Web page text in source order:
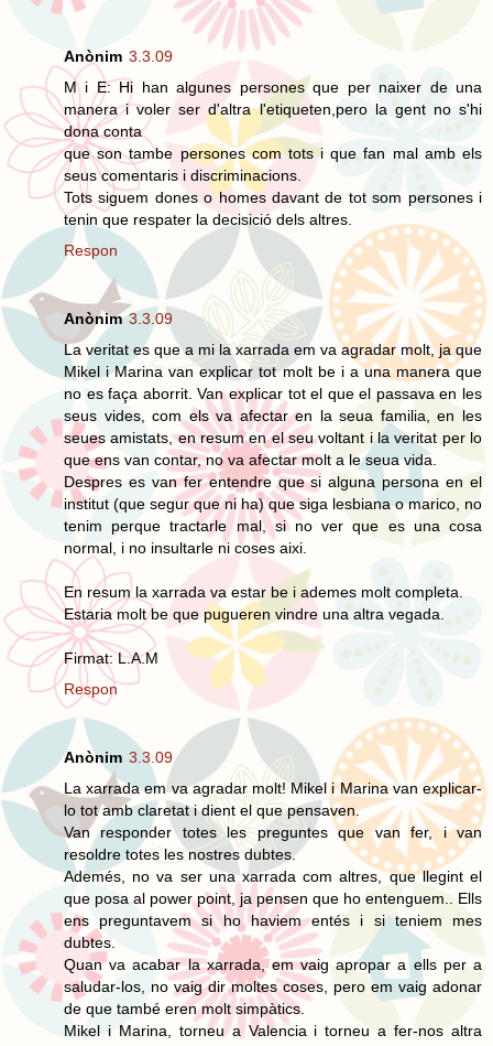
Anònim 3.3.09
M i E: Hi han algunes persones que per naixer de una
manera i voler ser d'altra l'etiqueten,pero la gent no s'hi
dona conta
que son tambe persones com tots i que fan mal amb els
seus comentaris i discriminacions.
Tots siguem dones o homes davant de tot som persones i
tenin que respater la decisició dels altres.
Respon
Anònim 3.3.09
La veritat es que a mi la xarrada em va agradar molt, ja que
Mikel i Marina van explicar tot molt be i a una manera que
no es faça aborrit. Van explicar tot el que el passava en les
seus vides, com els va afectar en la seua familia, en les
seues amistats, en resum en el seu voltant i la veritat per lo
que ens van contar, no va afectar molt a le seua vida.
Despres es van fer entendre que si alguna persona en el
institut (que segur que ni ha) que siga lesbiana o marico, no
tenim perque tractarle mal, si no ver que es una cosa
normal, i no insultarle ni coses aixi.
En resum la xarrada va estar be i ademes molt completa.
Estaria molt be que pugueren vindre una altra vegada.
Firmat: L.A.M
Respon
Anònim 3.3.09
La xarrada em va agradar molt! Mikel i Marina van explicar-
lo tot amb claretat i dient el que pensaven.
Van responder totes les preguntes que van fer, i van
resoldre totes les nostres dubtes.
Ademés, no va ser una xarrada com altres, que llegint el
que posa al power point, ja pensen que ho entenguem.. Ells
ens preguntavem si ho haviem entés i si teniem mes
dubtes.
Quan va acabar la xarrada, em vaig apropar a ells per a
saludar-los, no vaig dir moltes coses, pero em vaig adonar
de que també eren molt simpàtics.
Mikel i Marina, torneu a Valencia i torneu a fer-nos altra